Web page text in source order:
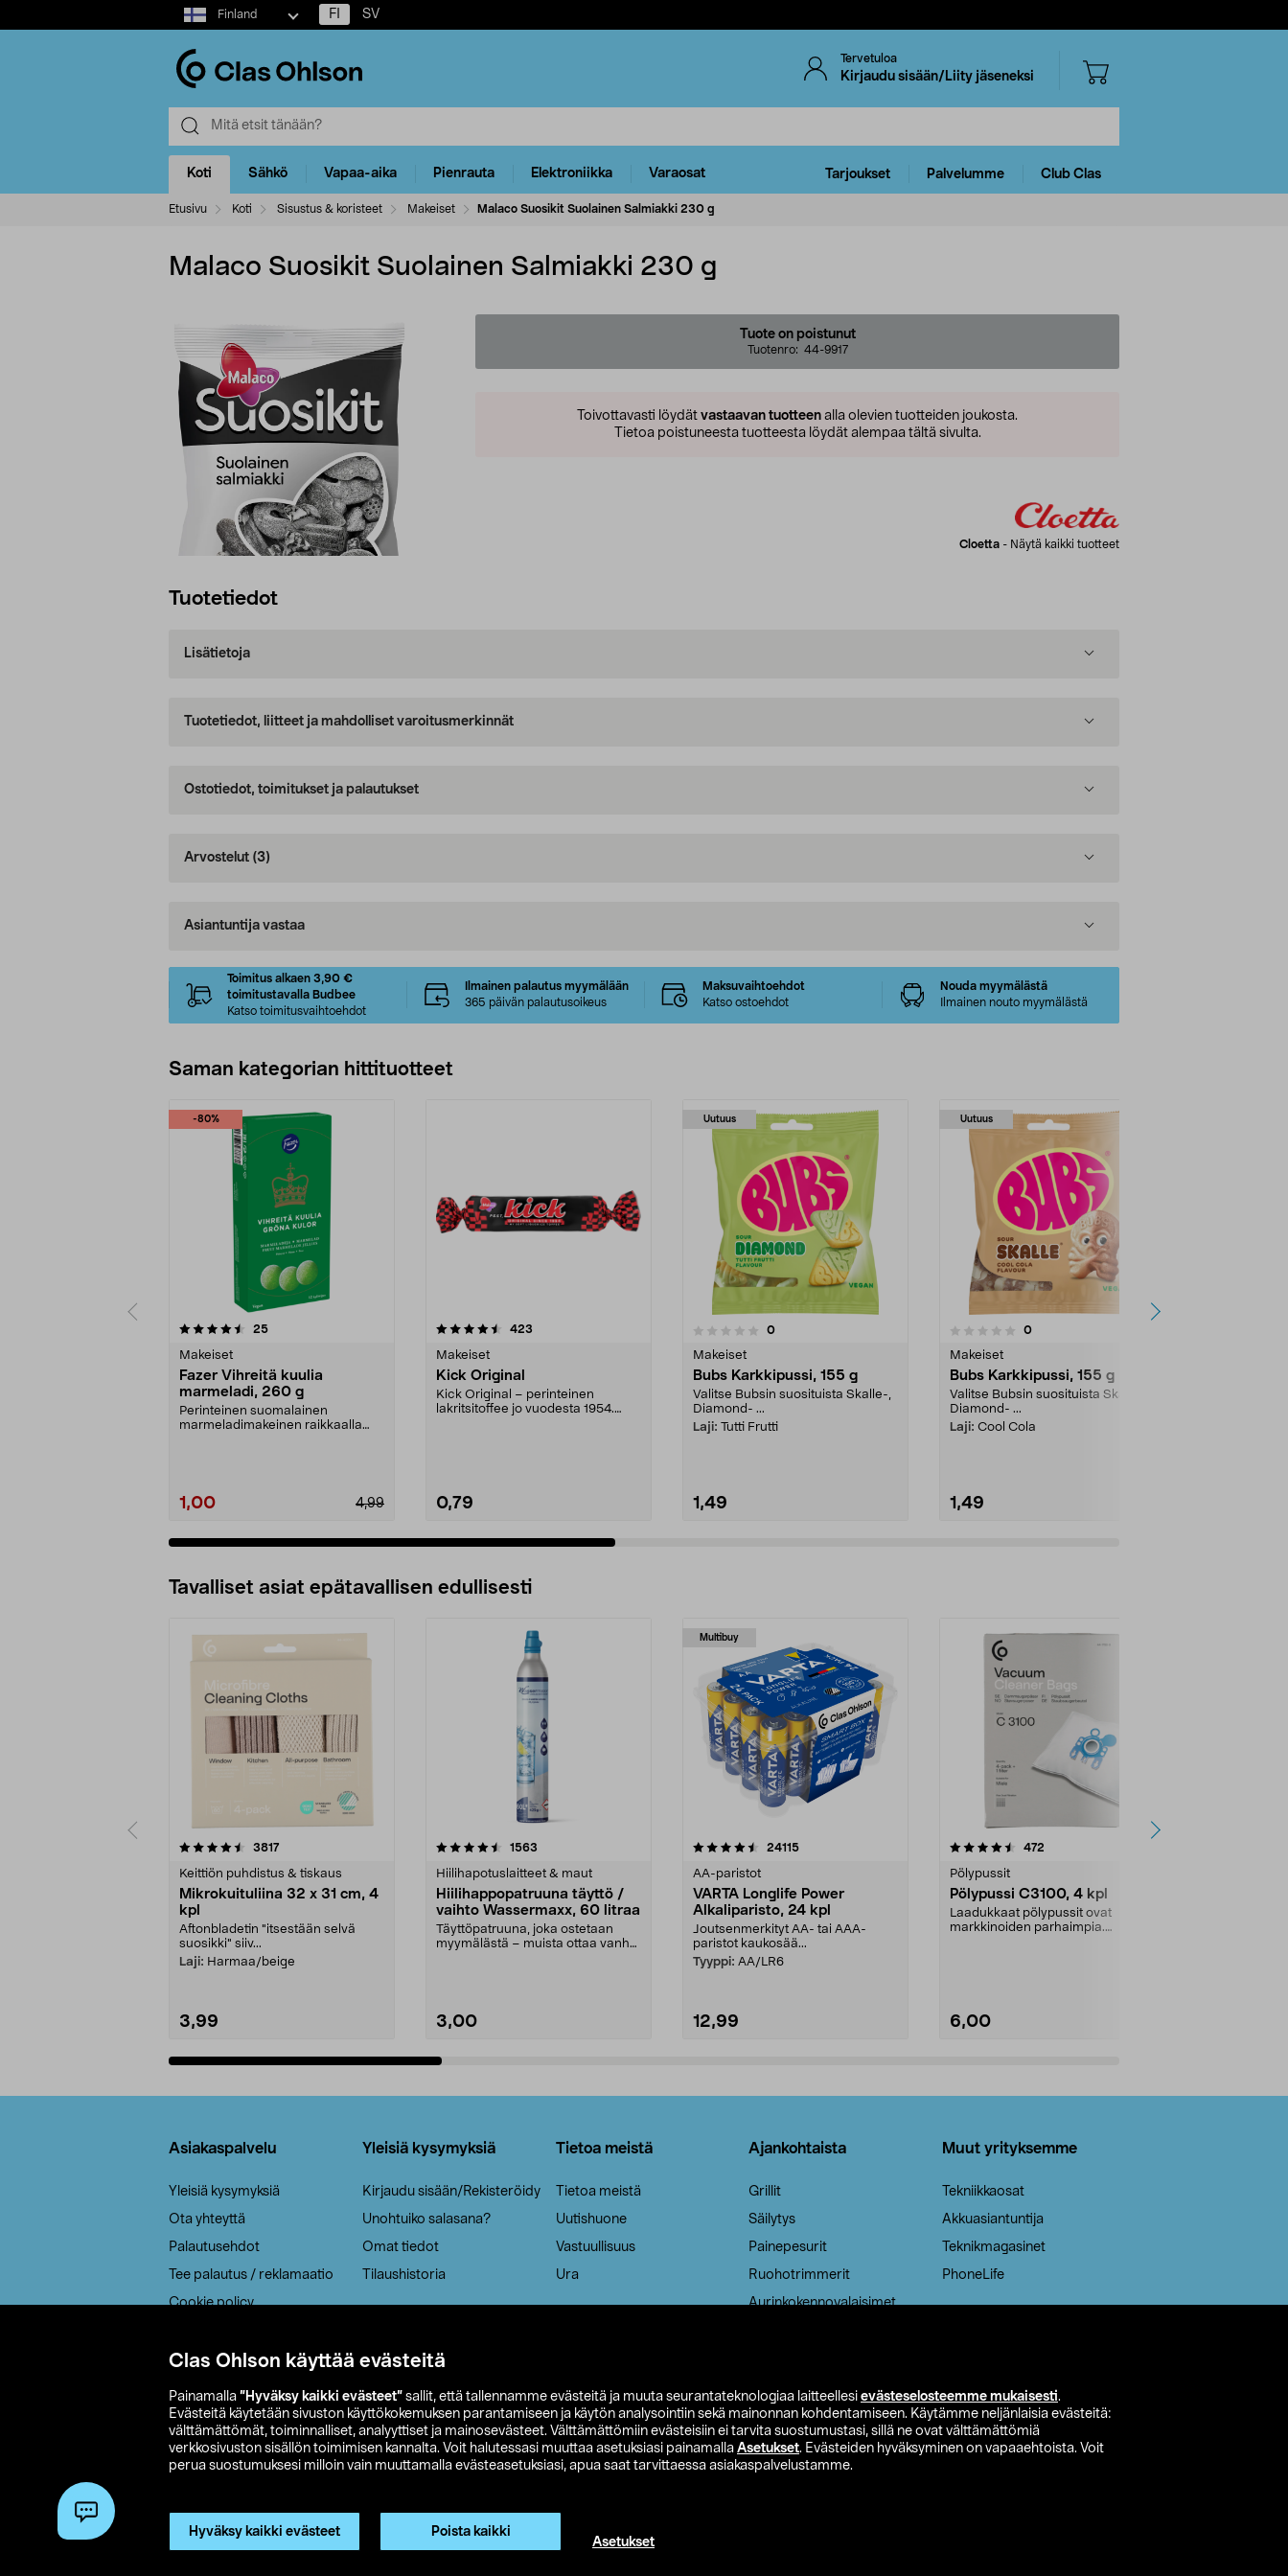
Clas Ohlson käyttää evästeitä
Painamalla ”Hyväksy kaikki evästeet” sallit, että tallennamme evästeitä ja muuta seurantateknologiaa laitteellesi evästeselosteemme mukaisesti.
Evästeitä käytetään sivuston käyttökokemuksen parantamiseen ja käytön analysointiin sekä mainonnan kohdentamiseen. Käytämme neljänlaisia evästeitä:
välttämättömät, toiminnalliset, analyyttiset ja mainosevästeet. Välttämättömiin evästeisiin ei tarvita suostumustasi, sillä ne ovat välttämättömiä
verkkosivuston sisällön toimimisen kannalta. Voit halutessasi muuttaa asetuksiasi painamalla Asetukset. Evästeiden hyväksyminen on vapaaehtoista. Voit
perua suostumuksesi milloin vain muuttamalla evästeasetuksiasi, apua saat tarvittaessa asiakaspalvelustamme.
Hyväksy kaikki evästeet Poista kaikki
Asetukset
Select
market
Finland FI SV
Tervetuloa
Kirjaudu sisään/Liity jäseneksi
Koti Sähkö Vapaa-aika Pienrauta Elektroniikka Varaosat Tarjoukset Palvelumme Club Clas
Etusivu Koti Sisustus & koristeet Makeiset Malaco Suosikit Suolainen Salmiakki 230 g
Malaco Suosikit Suolainen Salmiakki 230 g
Tuote on poistunut
Tuotenro: 44-9917
Toivottavasti löydät vastaavan tuotteen alla olevien tuotteiden joukosta.
Tietoa poistuneesta tuotteesta löydät alempaa tältä sivulta.
Cloetta - Näytä kaikki tuotteet
Tuotetiedot
Lisätietoja
Tuotetiedot, liitteet ja mahdolliset varoitusmerkinnät
Ostotiedot, toimitukset ja palautukset
Arvostelut (3)
Asiantuntija vastaa
Toimitus alkaen 3,90 €
toimitustavalla Budbee
Katso toimitusvaihtoehdot
Ilmainen palautus myymälään
365 päivän palautusoikeus
Maksuvaihtoehdot
Katso ostoehdot
Nouda myymälästä
Ilmainen nouto myymälästä
Saman kategorian hittituotteet
-80%
25arvostelut
Makeiset
Fazer Vihreitä kuulia
marmeladi, 260 g
Perinteinen suomalainen
marmeladimakeinen raikkaalla
1,00 4,99
4.5 viidestä
423
Makeiset
Kick Original
Kick Original – perinteinen
lakritsitoffee jo vuodesta 1954.
0,79
Uutuus
0.0 viidestä
0arvostelut
Makeiset
Bubs Karkkipussi, 155 g
Valitse Bubsin suosituista Skalle-,
Diamond- ...
Laji: Tutti Frutti
1,49
Uutuus
0.0 viidestä
0arvostelut
Makeiset
Bubs Karkkipussi, 155 g
Valitse Bubsin suosituista Skalle-,
Diamond- ...
Laji: Cool Cola
1,49
4.5 viidestä
Tavalliset asiat epätavallisen edullisesti
3817arvostelut
Keittiön puhdistus & tiskaus
Mikrokuituliina 32 x 31 cm, 4
kpl
Aftonbladetin "itsestään selvä
suosikki" siiv...
Laji: Harmaa/beige
3,99
4.5viidestä
1563
Hiilihapotuslaitteet & maut
Hiilihappopatruuna täyttö /
vaihto Wassermaxx, 60 litraa
Täyttöpatruuna, joka ostetaan
myymälästä – muista ottaa vanha
3,00
Multibuy
4.5viidestä
24115arvostelut
AA-paristot
VARTA Longlife Power
Alkaliparisto, 24 kpl
Joutsenmerkityt AA- tai AAA-
paristot kaukosää...
Tyyppi: AA/LR6
12,99
4.5viidestä
472
Pölypussit
Pölypussi C3100, 4 kpl
Laadukkaat pölypussit ovat
markkinoiden parhaimpia.
6,00
4.5viidestä
Asiakaspalvelu
Yleisiä kysymyksiä
Ota yhteyttä
Palautusehdot
Tee palautus / reklamaatio
Cookie policy
Saavutettavuus
Yleisiä kysymyksiä
Kirjaudu sisään/Rekisteröidy
Unohtuiko salasana?
Omat tiedot
Tilaushistoria
Tietoa meistä
Tietoa meistä
Uutishuone
Vastuullisuus
Ura
Ajankohtaista
Grillit
Säilytys
Painepesurit
Ruohotrimmerit
Aurinkokennovalaisimet
Muut yrityksemme
Tekniikkaosat
Akkuasiantuntija
Teknikmagasinet
PhoneLife